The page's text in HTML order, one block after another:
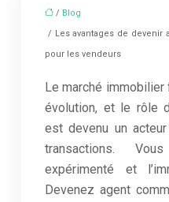
/ Blog
/ Les avantages de
pour les vendeurs
Le marché
évolution, et le rôle
est devenu un
transactions.
expérimenté et
Devenez agent